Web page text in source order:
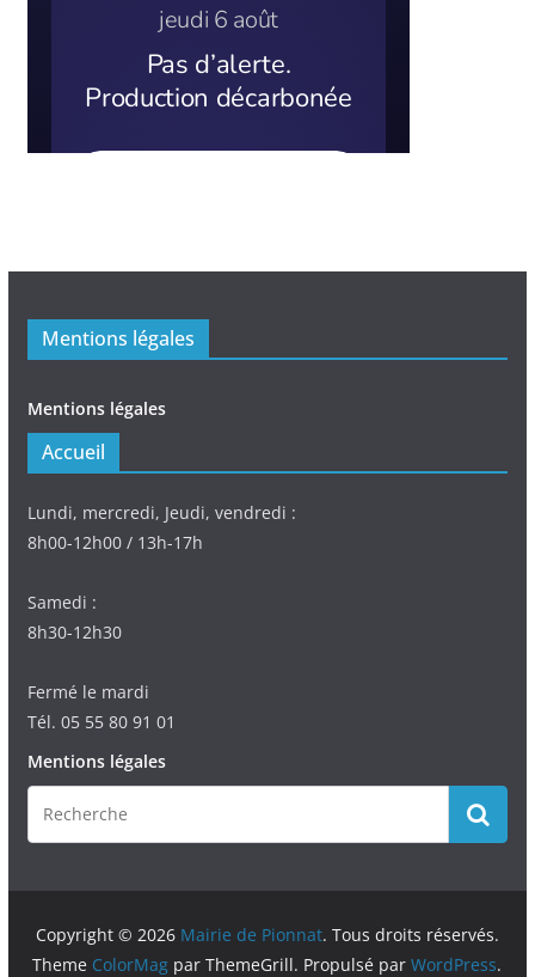
Mentions légales
Mentions légales
Accueil
Lundi, mercredi, Jeudi, vendredi :
8h00-12h00 / 13h-17h
Samedi :
8h30-12h30
Fermé le mardi
Tél. 05 55 80 91 01
Mentions légales
Copyright © 2026 Mairie de Pionnat. Tous droits réservés.
Theme ColorMag par ThemeGrill. Propulsé parWordPress.